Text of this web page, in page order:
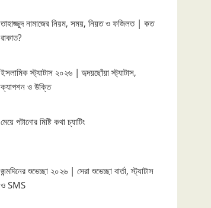
তাহাজ্জুদ নামাজের নিয়ম, সময়, নিয়ত ও ফজিলত | কত
রাকাত?
ইসলামিক স্ট্যাটাস ২০২৬ | হৃদয়ছোঁয়া স্ট্যাটাস,
ক্যাপশন ও উক্তি
মেয়ে পটানোর মিষ্টি কথা চ্যাটিং
জন্মদিনের শুভেচ্ছা ২০২৬ | সেরা শুভেচ্ছা বার্তা, স্ট্যাটাস
ও SMS